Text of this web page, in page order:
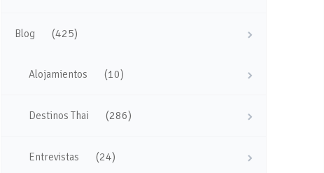
Blog (425)
Alojamientos (10)
Destinos Thai (286)
Entrevistas (24)